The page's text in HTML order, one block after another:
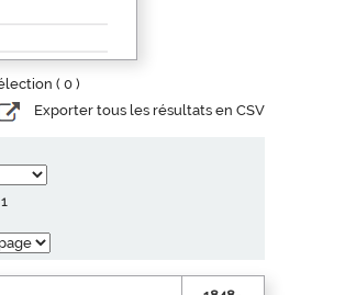
( 0 )
Exporter tous les résultats en CSV